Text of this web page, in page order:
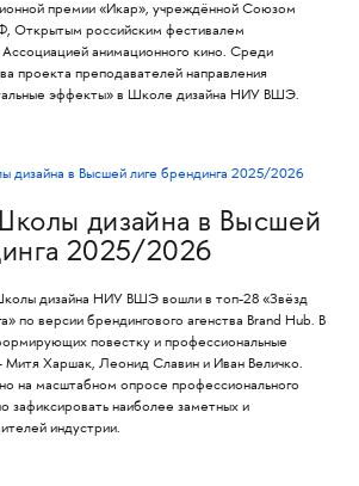
премии «Икар», учреждённой Союзом
Открытым российским фестивалем
Ассоциацией анимационного кино. Среди
проекта преподавателей направления
эффекты» в Школе дизайна НИУ ВШЭ.
дизайна в Высшей
2025/2026
дизайна НИУ ВШЭ вошли в топ-28 «Звёзд
по версии брендингового агенства Brand Hub. В
повестку и профессиональные
Харшак, Леонид Славин и Иван Величко.
на масштабном опросе профессионального
зафиксировать наиболее заметных и
индустрии.